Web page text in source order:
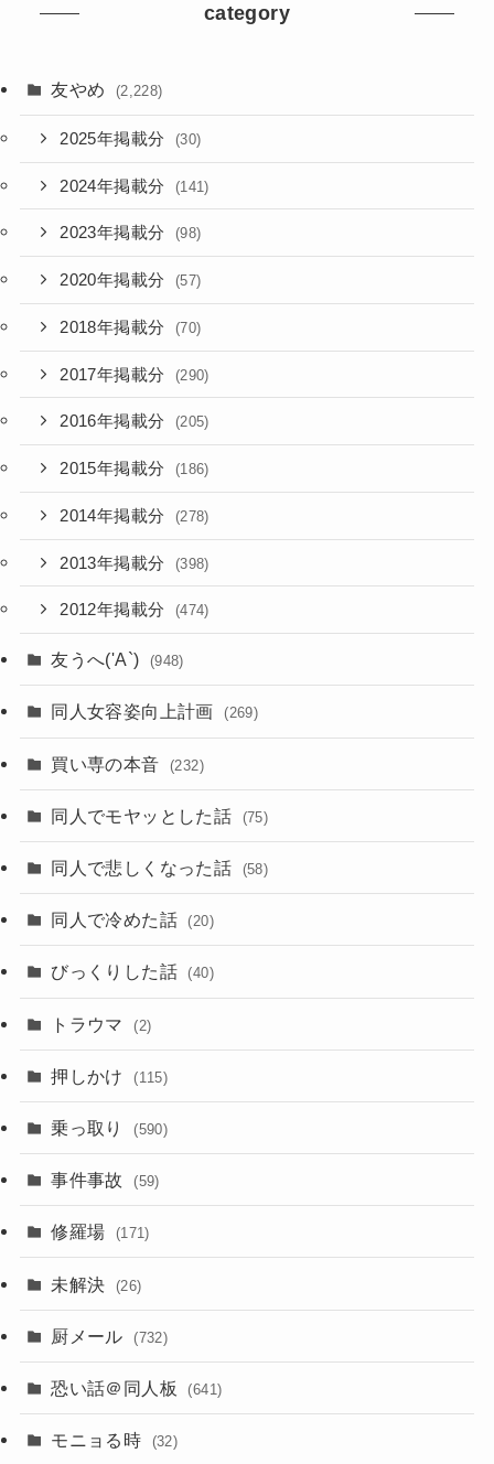
category
友やめ (2,228)
2025年掲載分 (30)
2024年掲載分 (141)
2023年掲載分 (98)
2020年掲載分 (57)
2018年掲載分 (70)
2017年掲載分 (290)
2016年掲載分 (205)
2015年掲載分 (186)
2014年掲載分 (278)
2013年掲載分 (398)
2012年掲載分 (474)
友うへ('A`) (948)
同人女容姿向上計画 (269)
買い専の本音 (232)
同人でモヤッとした話 (75)
同人で悲しくなった話 (58)
同人で冷めた話 (20)
びっくりした話 (40)
トラウマ (2)
押しかけ (115)
乗っ取り (590)
事件事故 (59)
修羅場 (171)
未解決 (26)
厨メール (732)
恐い話＠同人板 (641)
モニョる時 (32)